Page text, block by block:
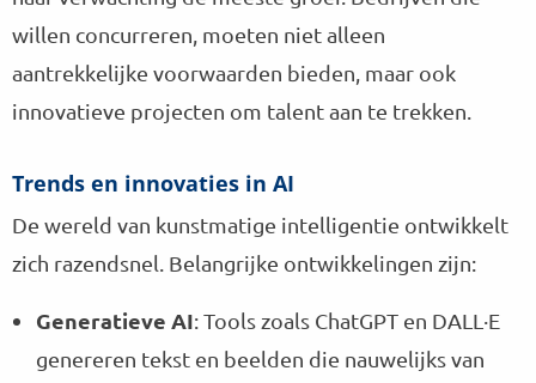
willen concurreren, moeten niet alleen
aantrekkelijke voorwaarden bieden, maar ook
innovatieve projecten om talent aan te trekken.
Trends en innovaties in AI
De wereld van kunstmatige intelligentie ontwikkelt
zich razendsnel. Belangrijke ontwikkelingen zijn:
Generatieve AI: Tools zoals ChatGPT en DALL·E
genereren tekst en beelden die nauwelijks van